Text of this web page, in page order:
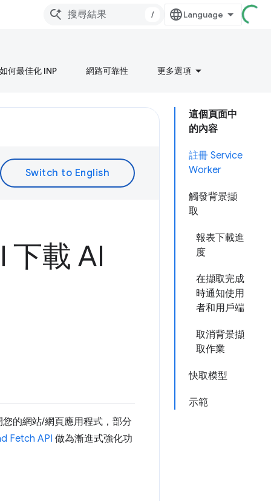
/
如何最佳化 INP 網路可靠性 更多選項
這個頁面中
的內容
註冊 Service
Worker
觸發背景擷
取
報表下載進
度
在擷取完成
時通知使用
者和用戶端
取消背景擷
取作業
快取模型
示範
下載 AI
的網站/網頁應用程式，部分
Fetch API 做為漸進式強化功